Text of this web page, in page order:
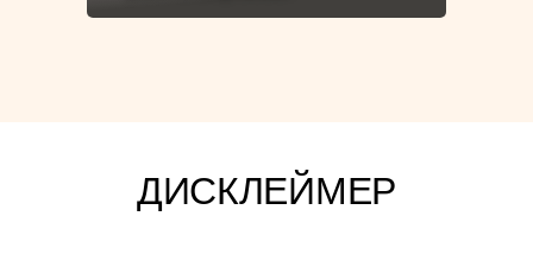
ДИСКЛЕЙМЕР